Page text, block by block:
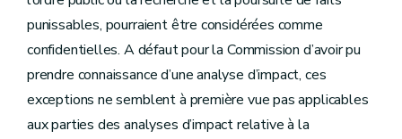
punissables, pourraient être considérées comme
confidentielles. A défaut pour la Commission d’avoir pu
prendre connaissance d’une analyse d’impact, ces
exceptions ne semblent à première vue pas applicables
aux parties des analyses d’impact relative à la